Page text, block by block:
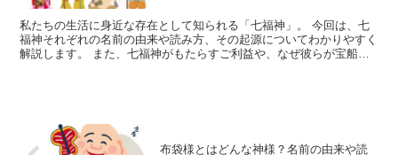
私たちの生活に身近な存在として知られる「七福神」。 今回は、七
福神それぞれの名前の由来や読み方、その起源についてわかりやすく
解説します。 また、七福神がもたらすご利益や、なぜ彼らが宝船に
布袋様とはどんな神様？名前の由来や読